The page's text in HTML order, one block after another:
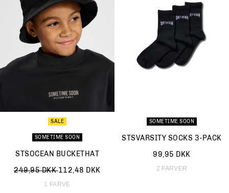
SALE
SOMETIME SOON
STSOCEAN BUCKETHAT
Nedsat fra
249,95 DKKtil
112,48 DKK
1 FARVE
SOMETIME SOON
STSVARSITY SOCKS 3-PACK
99,95 DKK
2 FARVER